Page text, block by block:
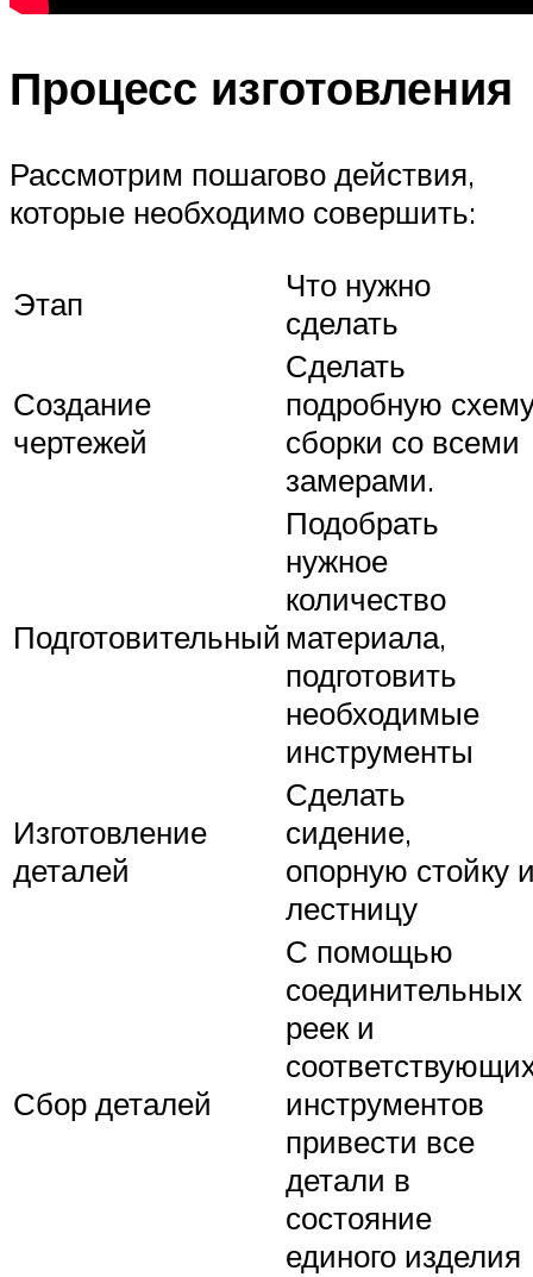
Процесс изготовления
Рассмотрим пошагово действия,
которые необходимо совершить:
Этап
Что нужно
сделать
Создание
чертежей
Сделать
подробную
сборки со всеми
замерами.
Подготовительный
Подобрать
нужное
количество
материала,
подготовить
необходимые
инструменты
Изготовление
деталей
Сделать
сидение,
опорную стойку
лестницу
Сбор деталей
С помощью
соединительных
реек и
инструментов
привести все
детали в
состояние
единого изделия